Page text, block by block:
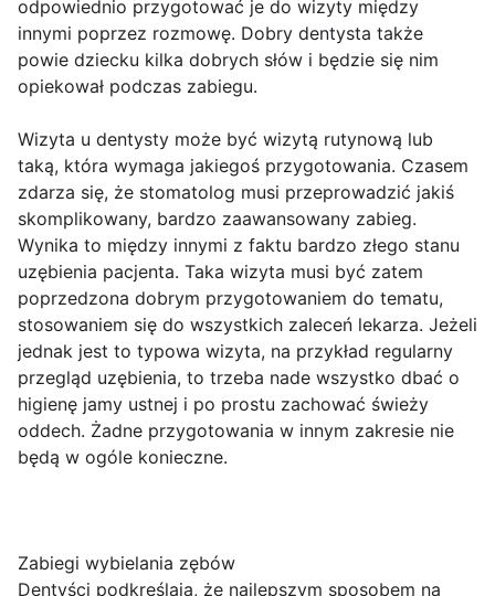
odpowiednio przygotować je do wizyty między
innymi poprzez rozmowę. Dobry dentysta także
powie dziecku kilka dobrych słów i będzie się nim
opiekował podczas zabiegu.
Wizyta u dentysty może być wizytą rutynową lub
taką, która wymaga jakiegoś przygotowania. Czasem
zdarza się, że stomatolog musi przeprowadzić jakiś
skomplikowany, bardzo zaawansowany zabieg.
Wynika to między innymi z faktu bardzo złego stanu
uzębienia pacjenta. Taka wizyta musi być zatem
poprzedzona dobrym przygotowaniem do tematu,
stosowaniem się do wszystkich zaleceń lekarza. Jeżeli
jednak jest to typowa wizyta, na przykład regularny
przegląd uzębienia, to trzeba nade wszystko dbać o
higienę jamy ustnej i po prostu zachować świeży
oddech. Żadne przygotowania w innym zakresie nie
będą w ogóle konieczne.
Zabiegi wybielania zębów
Dentyści podkreślają, że najlepszym sposobem na